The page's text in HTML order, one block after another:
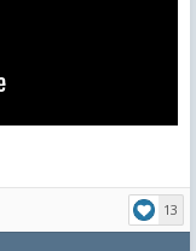
13